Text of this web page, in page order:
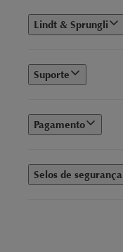
Lindt & Sprungli
Suporte
Pagamento
Selos de segurança